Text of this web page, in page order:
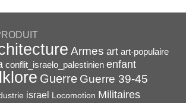
Armes art art-populaire
conflit_israelo_palestinien enfant
Guerre Guerre 39-45
israel Locomotion Militaires